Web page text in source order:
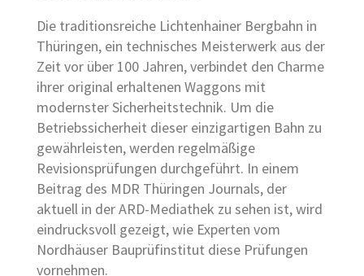
Die traditionsreiche Lichtenhainer Bergbahn in
Thüringen, ein technisches Meisterwerk aus der
Zeit vor über 100 Jahren, verbindet den Charme
ihrer original erhaltenen Waggons mit
modernster Sicherheitstechnik. Um die
Betriebssicherheit dieser einzigartigen Bahn zu
gewährleisten, werden regelmäßige
Revisionsprüfungen durchgeführt. In einem
Beitrag des MDR Thüringen Journals, der
aktuell in der ARD-Mediathek zu sehen ist, wird
eindrucksvoll gezeigt, wie Experten vom
Nordhäuser Bauprüfinstitut diese Prüfungen
vornehmen.